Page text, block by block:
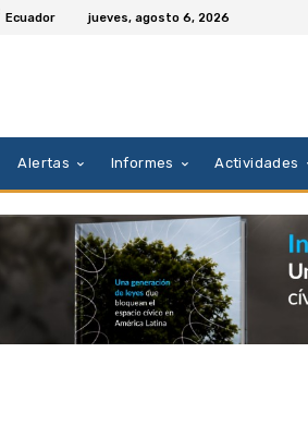
Ecuador jueves, agosto 6, 2026
Alertas Informes Actividades